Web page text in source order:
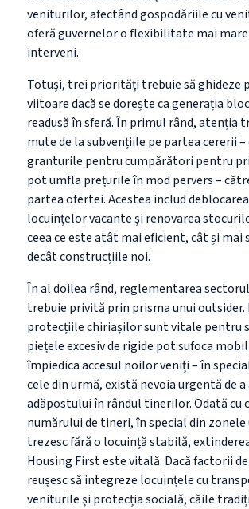
veniturilor, afectând gospodăriile cu
oferă guvernelor o flexibilitate mai
interveni.
Totuși, trei priorități trebuie să ghideze
viitoare dacă se dorește ca generația
readusă în sferă. În primul rând, atenția
mute de la subvențiile pe partea cererii–
granturile pentru cumpărători pentru
pot umfla prețurile în mod pervers –
partea ofertei. Acestea includ
locuințelor vacante și renovarea
ceea ce este atât mai eficient, cât și mai
decât construcțiile noi.
În al doilea rând, reglementarea
trebuie privită prin prisma unui outsider.
protecțiile chiriașilor sunt vitale pentru
piețele excesiv de rigide pot sufoca
împiedica accesul noilorveniți –în
cele din urmă, există nevoia urgentă de
adăpostului în rândul tinerilor. Odată cu
numărului de tineri, în special din zonele
trezesc fără o locuință stabilă,
Housing First este vitală. Dacă factorii
reușesc să integreze locuințele cu
veniturile și protecția socială, căile